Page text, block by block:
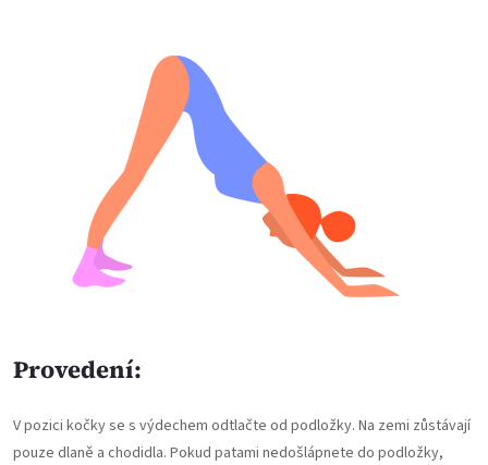
Provedení:
V pozici kočky se s výdechem odtlačte od podložky. Na zemi zůstávají
pouze dlaně a chodidla. Pokud patami nedošlápnete do podložky,